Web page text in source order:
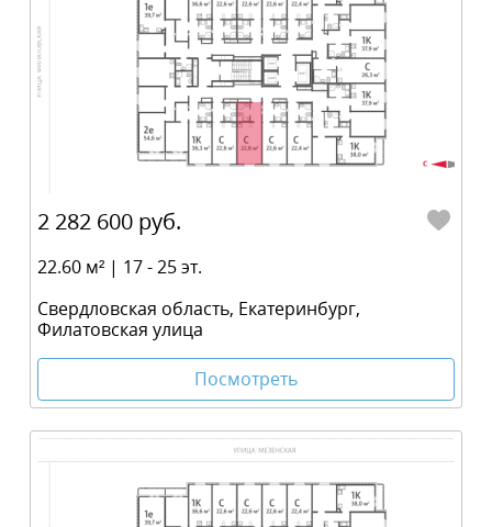
2 282 600 руб.
22.60 м² | 17 - 25 эт.
Свердловская область, Екатеринбург,
Филатовская улица
Посмотреть